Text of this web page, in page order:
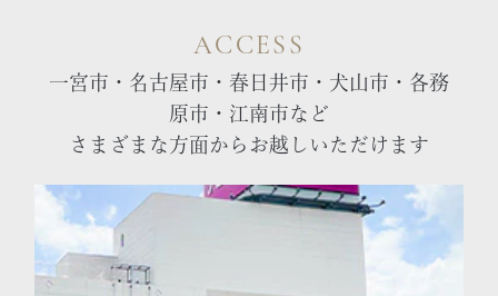
ACCESS
一宮市・名古屋市・春日井市・犬山市・各務
原市・江南市など
さまざまな方面からお越しいただけます